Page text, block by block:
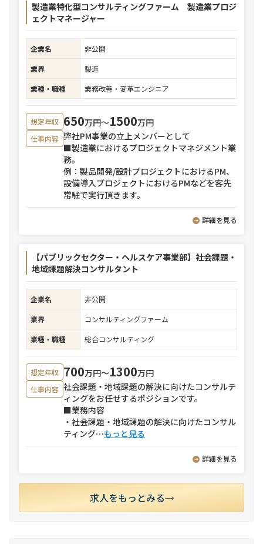
製造業特化型コンサルティングファーム 製造業プロジ
ェクトマネージャー
企業名
非公開
業界
製造
業種・職種
業務改善・変革エンジニア
想定年収 650万円〜1500万円
仕事内容 弊社PM事業の立上メンバーとして
■製造業におけるプロジェクトマネジメント業
務。
例：製品開発/設計プロジェクトにおけるPM、
設備導入プロジェクトにおけるPMなどを客先
常駐で実行頂きます。
詳細を見る
【パブリックセクター・ヘルスケア事業部】社会課題・
地域課題解決コンサルタント
企業名
非公開
業界
コンサルティングファーム
業種・職種
総合コンサルティング
想定年収 700万円〜1300万円
仕事内容 社会課題・地域課題の解決に向けたコンサルテ
ィングをお任せするポジションです。
■業務内容
・社会課題・地域課題の解決に向けたコンサル
ティング⋯もっと見る
詳細を見る
求人をもっとみる